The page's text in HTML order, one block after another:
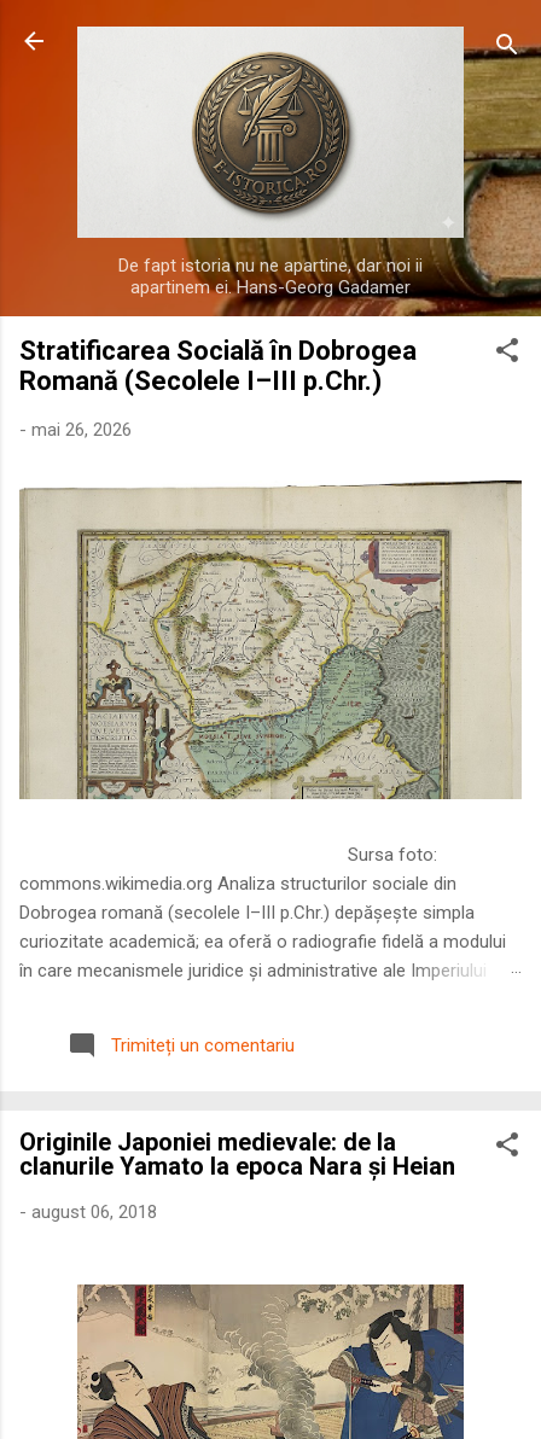
Treceți la conținutul principal
De fapt istoria nu ne apartine, dar noi ii
apartinem ei. Hans-Georg Gadamer
Stratificarea Socială în Dobrogea
Romană (Secolele I–III p.Chr.)
- mai 26, 2026
Sursa foto:
commons.wikimedia.org Analiza structurilor sociale din
Dobrogea romană (secolele I–III p.Chr.) depășește simpla
curiozitate academică; ea oferă o radiografie fidelă a modului
în care mecanismele juridice și administrative ale Imperiului
Într-o epocă în care prosperitatea excepțională a lumii romane
era susținută de o mobilitate socială dinamică și de o libertate
roman – în special a cetățenilor romani ( cives Romani ) în
țesutul urban și rural dobrogean – ne permite să măsurăm cu
precizie profunzimea și ritmul procesului de rom...
Trimiteți un comentariu
Originile Japoniei medievale: de la
clanurile Yamato la epoca Nara și Heian
- august 06, 2018